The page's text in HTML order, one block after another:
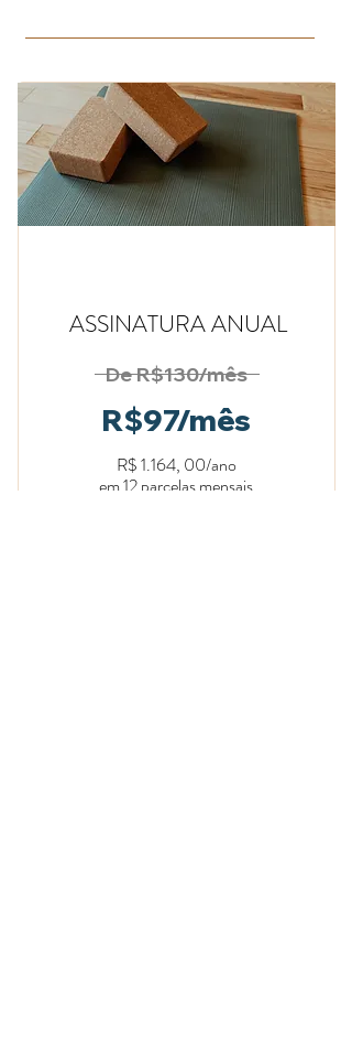
RECOMENDAD
ASSINATURA ANUAL
De R$130/mês
R$97/mês
R$ 1.164, 00/ano
em 12 parcelas mensais